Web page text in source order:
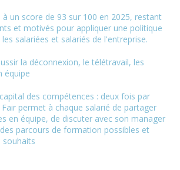
à un score de 93 sur 100 en 2025, restant
et motivés pour appliquer une politique
salariées et salariés de l'entreprise.
la déconnexion, le télétravail, les
équipe
des compétences : deux fois par
permet à chaque salarié de partager
en équipe, de discuter avec son manager
parcours de formation possibles et
souhaits